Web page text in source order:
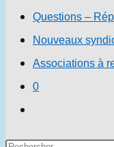
Questions –
Nouveaux
Associations à
0
search